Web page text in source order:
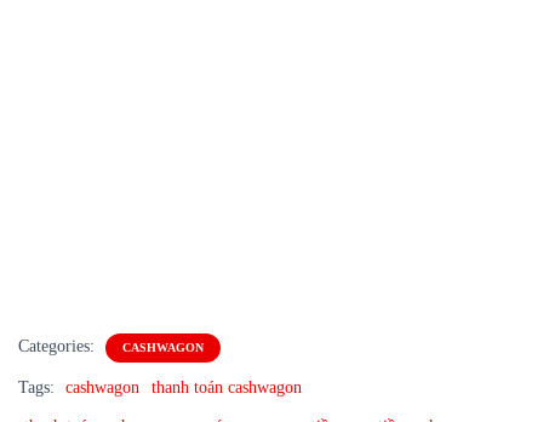
Categories: CASHWAGON
Tags: cashwagon thanh toán cashwagon